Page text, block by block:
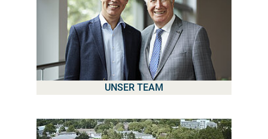
UNSER TEAM